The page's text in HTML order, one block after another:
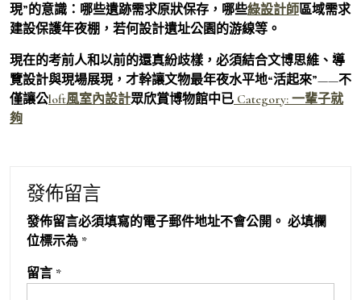
現”的意識：哪些遺跡需求原狀保存，哪些綠設計師區域需求
建設保護年夜棚，若何設計遺址公園的游線等。
現在的考前人和以前的還真紛歧樣，必須結合文博思維、導
覽設計與現場展現，才幹讓文物最年夜水平地“活起來”——不
僅讓公loft風室內設計眾欣賞博物館中已 Category: 一輩子就
夠
發佈留言
發佈留言必須填寫的電子郵件地址不會公開。 必填欄
位標示為 *
留言 *